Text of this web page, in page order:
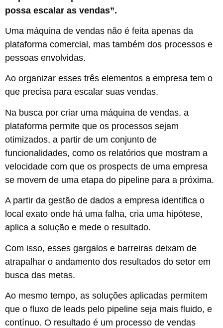
possa escalar as vendas”.
Uma máquina de vendas não é feita apenas da
plataforma comercial, mas também dos processos e
pessoas envolvidas.
Ao organizar esses três elementos a empresa tem o
que precisa para escalar suas vendas.
Na busca por criar uma máquina de vendas, a
plataforma permite que os processos sejam
otimizados, a partir de um conjunto de
funcionalidades, como os relatórios que mostram a
velocidade com que os prospects de uma empresa
se movem de uma etapa do pipeline para a próxima.
A partir da gestão de dados a empresa identifica o
local exato onde há uma falha, cria uma hipótese,
aplica a solução e mede o resultado.
Com isso, esses gargalos e barreiras deixam de
atrapalhar o andamento dos resultados do setor em
busca das metas.
Ao mesmo tempo, as soluções aplicadas permitem
que o fluxo de leads pelo pipeline seja mais fluido, e
contínuo. O resultado é um processo de vendas